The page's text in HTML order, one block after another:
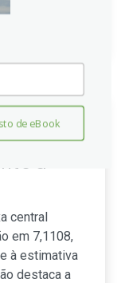
central
em 7,1108,
à estimativa
destaca a
de eBook